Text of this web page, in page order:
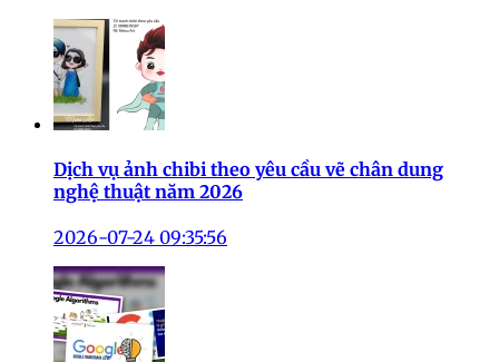
Dịch vụ ảnh chibi theo yêu cầu vẽ chân dung
nghệ thuật năm 2026
2026-07-24 09:35:56